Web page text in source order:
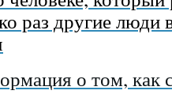
раз другие люди
о том, как